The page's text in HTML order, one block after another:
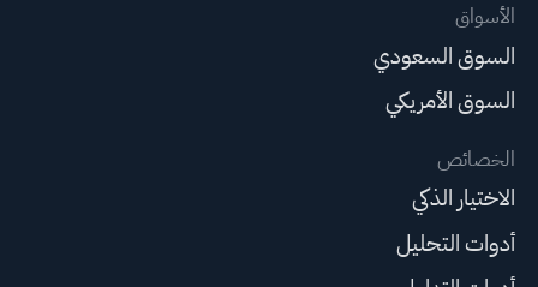
الأسواق
السوق السعودي
السوق الأمريكي
الخصائص
الاختيار الذكي
أدوات التحليل